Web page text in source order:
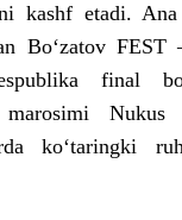
kashf etadi.
Boʻzatov
final
Nukus
koʻtaringki